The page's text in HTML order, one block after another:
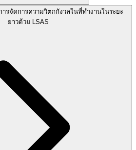
ารจัดการความวิตกกังวลในที่ทำงานในระยะ
ยาวด้วย LSAS